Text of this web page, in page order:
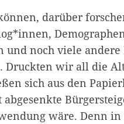
darüber
und noch viele
Druckten wir all die
sich aus den
wäre. Denn